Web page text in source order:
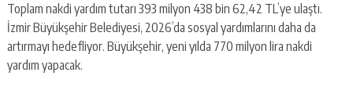
Toplam nakdi yardım tutarı 393 milyon 438 bin 62,42 TL’ye ulaştı.
İzmir Büyükşehir Belediyesi, 2026’da sosyal yardımlarını daha da
artırmayı hedefliyor. Büyükşehir, yeni yılda 770 milyon lira nakdi
yardım yapacak.